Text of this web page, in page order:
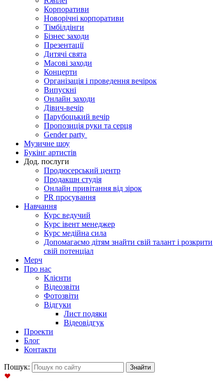
Корпоративи
Новорічні корпоративи
Тімбілдінги
Бізнес заходи
Презентації
Дитячі свята
Масові заходи
Концерти
Організація і проведення вечірок
Випускні
Онлайн заходи
Дівич-вечір
Парубоцький вечір
Пропозиція руки та серця
Gender party
Музичне шоу
Букінг артистів
Дод. послуги
Продюсерський центр
Продакшн студія
Онлайн привітання від зірок
PR просування
Навчання
Курс ведучий
Курс івент менеджер
Курс медійна сила
Допомагаємо дітям знайти свій талант і розкрити
свій потенціал
Мерч
Про нас
Клієнти
Відеозвіти
Фотозвіти
Відгуки
Лист подяки
Відеовідгук
Проекти
Блог
Контакти
Пошук: